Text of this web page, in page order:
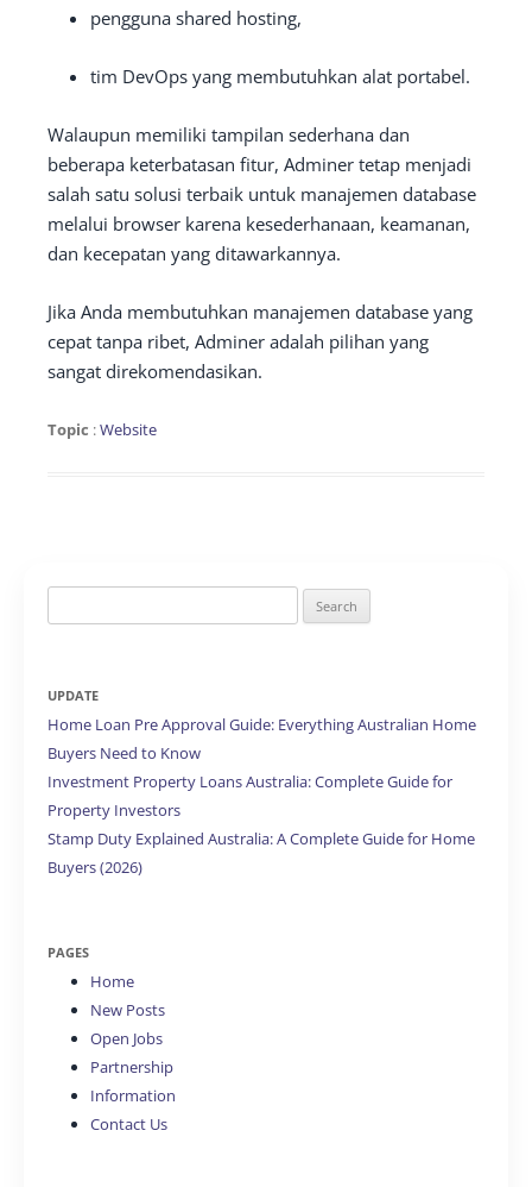
pengguna shared hosting,
tim DevOps yang membutuhkan alat portabel.
Walaupun memiliki tampilan sederhana dan
beberapa keterbatasan fitur, Adminer tetap menjadi
salah satu solusi terbaik untuk manajemen database
melalui browser karena kesederhanaan, keamanan,
dan kecepatan yang ditawarkannya.
Jika Anda membutuhkan manajemen database yang
cepat tanpa ribet, Adminer adalah pilihan yang
sangat direkomendasikan.
Topic :Website
for:
UPDATE
Home Loan Pre Approval Guide: Everything Australian Home
Buyers Need to Know
Investment Property Loans Australia: Complete Guide for
Property Investors
Stamp Duty Explained Australia: A Complete Guide for Home
Buyers (2026)
PAGES
Home
New Posts
Open Jobs
Partnership
Information
Contact Us